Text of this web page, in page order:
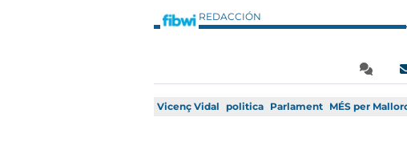
REDACCIÓN
Vicenç Vidal politica Parlament MÉS per